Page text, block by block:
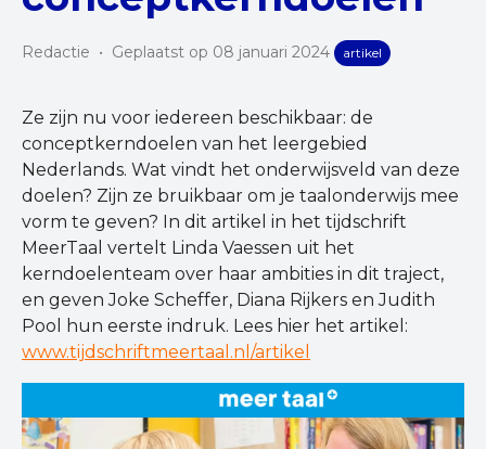
Redactie • Geplaatst op 08 januari 2024 artikel
Ze zijn nu voor iedereen beschikbaar: de
conceptkerndoelen van het leergebied
Nederlands. Wat vindt het onderwijsveld van deze
doelen? Zijn ze bruikbaar om je taalonderwijs mee
vorm te geven? In dit artikel in het tijdschrift
MeerTaal vertelt Linda Vaessen uit het
kerndoelenteam over haar ambities in dit traject,
en geven Joke Scheffer, Diana Rijkers en Judith
Pool hun eerste indruk. Lees hier het artikel:
www.tijdschriftmeertaal.nl/artikel